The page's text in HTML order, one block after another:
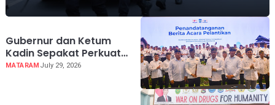
Gubernur dan Ketum
Kadin Sepakat Perkuat
Kolaborasi Investasi,
MATARAM July 29, 2026